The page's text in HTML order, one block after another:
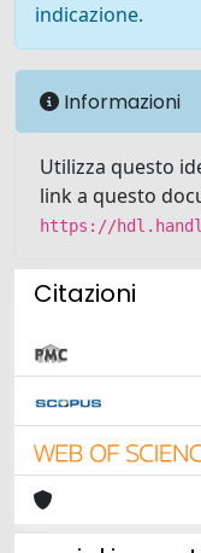
indicazione.
Informazioni
Utilizza questo
link a questo
https://
Citazioni